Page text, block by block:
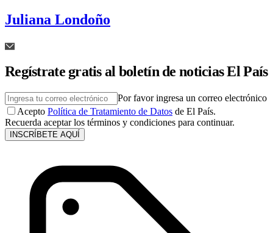
Juliana Londoño
Regístrate gratis al boletín de noticias El País
Por favor ingresa un correo electrónico
Acepto Política de Tratamiento de Datos de El País.
Recuerda aceptar los términos y condiciones para continuar.
INSCRÍBETE AQUÍ